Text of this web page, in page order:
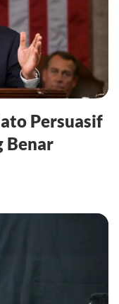
Persuasif
Benar